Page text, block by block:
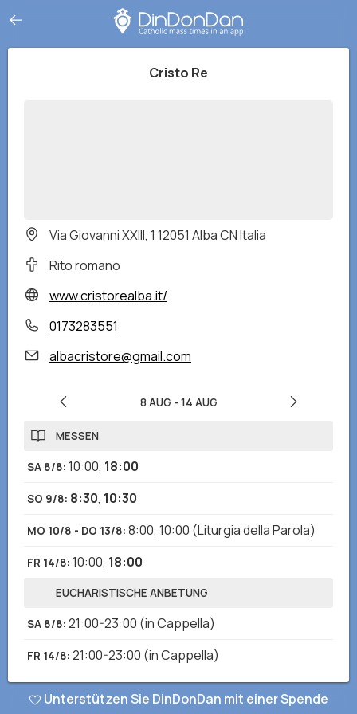
Cristo Re
Via Giovanni XXIII, 1 12051 Alba CN Italia
Rito romano
www.cristorealba.it/
0173283551
albacristore@gmail.com
8 AUG - 14 AUG
MESSEN
SA 8/8: 10:00, 18:00
SO 9/8: 8:30, 10:30
MO 10/8 - DO 13/8: 8:00, 10:00 (Liturgia della Parola)
FR 14/8: 10:00, 18:00
EUCHARISTISCHE ANBETUNG
SA 8/8: 21:00-23:00 (in Cappella)
FR 14/8: 21:00-23:00 (in Cappella)
Haben Sie falsche oder fehlende Informationen bemerkt? Senden
Unterstützen Sie DinDonDan mit einer Spende